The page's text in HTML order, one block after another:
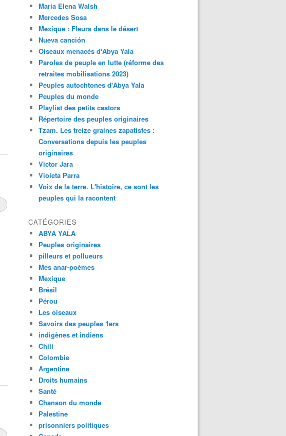
Maria Elena Walsh
Mercedes Sosa
Mexique : Fleurs dans le désert
Nueva canción
Oiseaux menacés d'Abya Yala
Paroles de peuple en lutte (réforme des
retraites mobilisations 2023)
Peuples autochtones d'Abya Yala
Peuples du monde
Playlist des petits castors
Répertoire des peuples originaires
Tzam. Les treize graines zapatistes :
Conversations depuis les peuples
originaires
Victor Jara
Violeta Parra
Voix de la terre. L'histoire, ce sont les
peuples qui la racontent
CATÉGORIES
ABYA YALA
Peuples originaires
pilleurs et pollueurs
Mes anar-poèmes
Mexique
Brésil
Pérou
Les oiseaux
Savoirs des peuples 1ers
indigènes et indiens
Chili
Colombie
Argentine
Droits humains
Santé
Chanson du monde
Palestine
prisonniers politiques